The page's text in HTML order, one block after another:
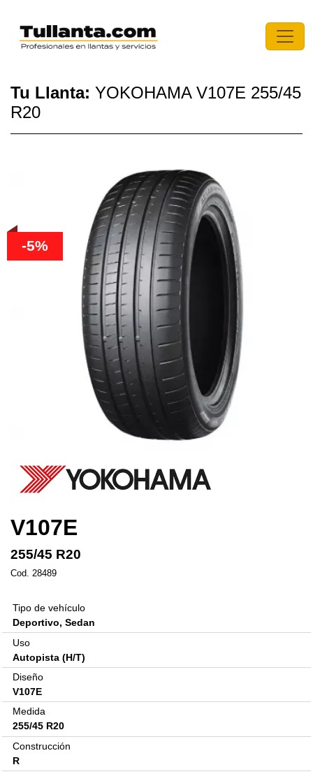
Tu Llanta: YOKOHAMA V107E 255/45
R20
-5%
V107E
255/45 R20
Cod. 28489
Tipo de vehículo
Deportivo, Sedan
Uso
Autopista (H/T)
Diseño
V107E
Medida
255/45 R20
Construcción
R